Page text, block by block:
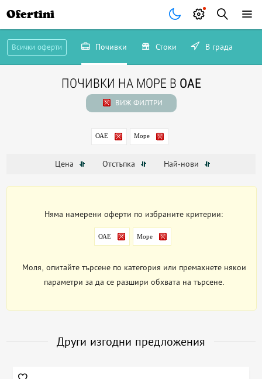
Ofertini
Всички оферти Почивки Стоки В града
ПОЧИВКИ НА МОРЕ В ОАЕ
ВИЖ ФИЛТРИ
ОАЕ Море
Цена Отстъпка Най-нови
Няма намерени оферти по избраните критерии:
ОАЕ Море
Моля, опитайте търсене по категория или премахнете някои
параметри за да се разшири обхвата на търсене.
Други изгодни предложения